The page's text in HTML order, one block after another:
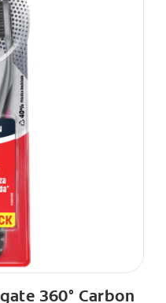
360° Carbon